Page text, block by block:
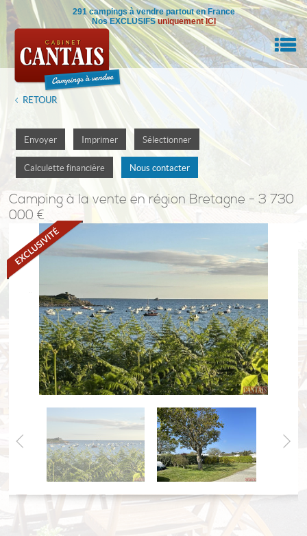
291 campings à vendre partout en France
Nos EXCLUSIFSuniquementICI
BIEN
0
RETOUR
Envoyer Imprimer Sélectionner
Calculette financière Nous contacter
Camping à la vente en région Bretagne - 3 730
000 €